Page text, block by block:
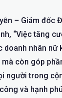
– Giám đốc
“Việc tăng
doanh nhân nữ
còn góp
người trong
và hạnh